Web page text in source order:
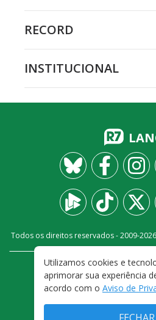
RECORD
INSTITUCIONAL
Todos os direitos reservados - 2009-2026
FALE CONOSCO
TERMOS E
Utilizamos cookies e
aprimorar sua experiência
acordo com o Aviso de